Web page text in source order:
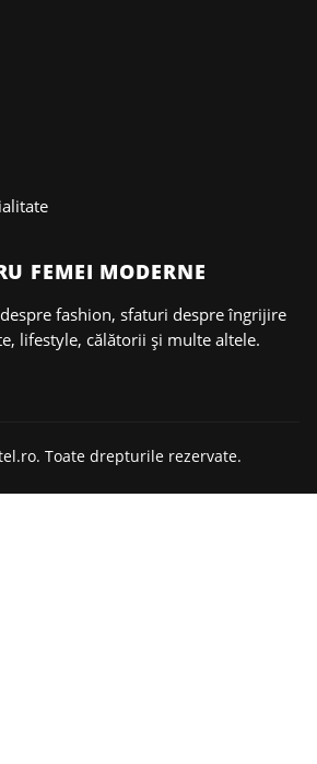
FEMEI MODERNE
fashion, sfaturi despre îngrijire
lifestyle, călătorii și multe altele.
Toate drepturile rezervate.